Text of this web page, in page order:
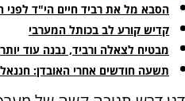
הסבא מל את רביד חיים הי"ד לפני
קדיש קורע לב בכותל המערבי
מבטיח לצאלה ורביד, נבנה עוד יותר
תשעה חודשים אחרי האובדן: